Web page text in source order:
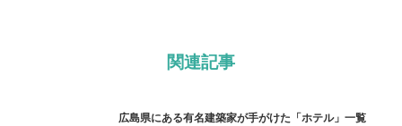
関連記事
広島県にある有名建築家が手がけた「ホテル」一覧